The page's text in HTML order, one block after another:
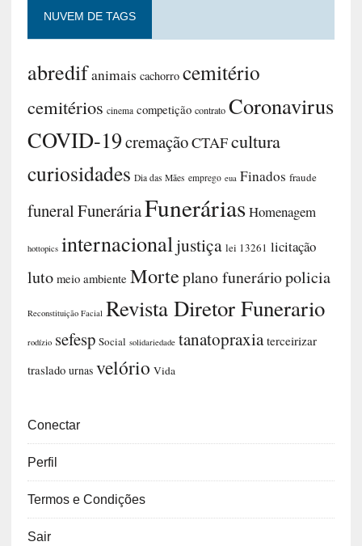
NUVEM DE TAGS
abredifanimais cachorro cemitério
cemitérios cinema competição contrato Coronavirus
COVID-19cremaçãoCTAFcultura
curiosidades Dia das Mães emprego eua Finados fraude
funeralFuneráriaFuneráriasHomenagem
hottopics internacionaljustiça lei 13261 licitação
luto meio ambiente Morteplano funeráriopolicia
Reconstituição Facial Revista Diretor Funerario
rodízio sefesp Social solidariedade tanatopraxia terceirizar
traslado urnas velório Vida
Conectar
Perfil
Termos e Condições
Sair